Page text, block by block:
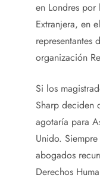
en Londres
Extranjera, en
representantes
organización
Si los
Sharp deciden
agotaría para
Unido.
abogados
Derechos